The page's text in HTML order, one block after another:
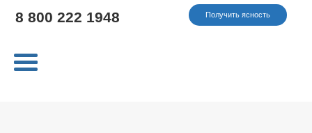
8 800 222 1948 Получить ясность